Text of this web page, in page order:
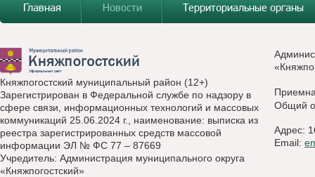
Главная
Новости Территориальные органы
Княжпогостский муниципальный район (12+)
Зарегистрирован в Федеральной службе по надзору в
сфере связи, информационных технологий и массовых
коммуникаций 25.06.2024 г., наименование: выписка из
реестра зарегистрированных средств массовой
информации ЭЛ № ФС 77 – 87669
Учредитель: Администрация муниципального округа
«Княжпогостский»
Общий
Адрес:
Email: